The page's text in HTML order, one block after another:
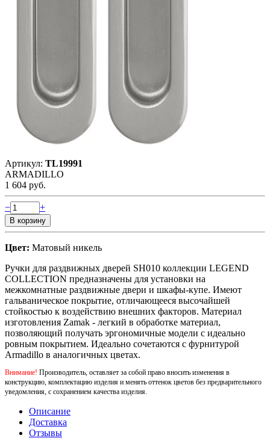
Артикул: TL19991
ARMADILLO
1 604 руб.
− +
Цвет: Матовый никель
Ручки для раздвижных дверей SH010 коллекции LEGEND
COLLECTION предназначены для установки на
межкомнатные раздвижные двери и шкафы-купе. Имеют
гальваническое покрытие, отличающееся высочайшей
стойкостью к воздействию внешних факторов. Материал
изготовления Zamak - легкий в обработке материал,
позволяющий получать эргономичные модели с идеально
ровным покрытием. Идеально сочетаются с фурнитурой
Armadillo в аналогичных цветах.
Внимание! Производитель, оставляет за собой право вносить изменения в
конструкцию, комплектацию изделия и менять оттенок цветов без предварительного
уведомления, с сохранением качества изделия.
Описание
Доставка
Отзывы